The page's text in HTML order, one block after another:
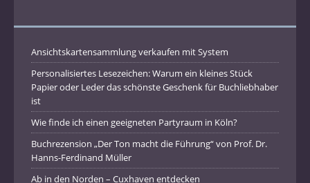
Ansichtskartensammlung verkaufen mit System
Personalisiertes Lesezeichen: Warum ein kleines Stück
Papier oder Leder das schönste Geschenk für Buchliebhaber
ist
Wie finde ich einen geeigneten Partyraum in Köln?
Buchrezension „Der Ton macht die Führung“ von Prof. Dr.
Hanns-Ferdinand Müller
Ab in den Norden – Cuxhaven entdecken